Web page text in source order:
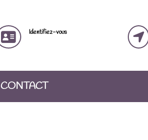
Identifiez-vous
CONTACT